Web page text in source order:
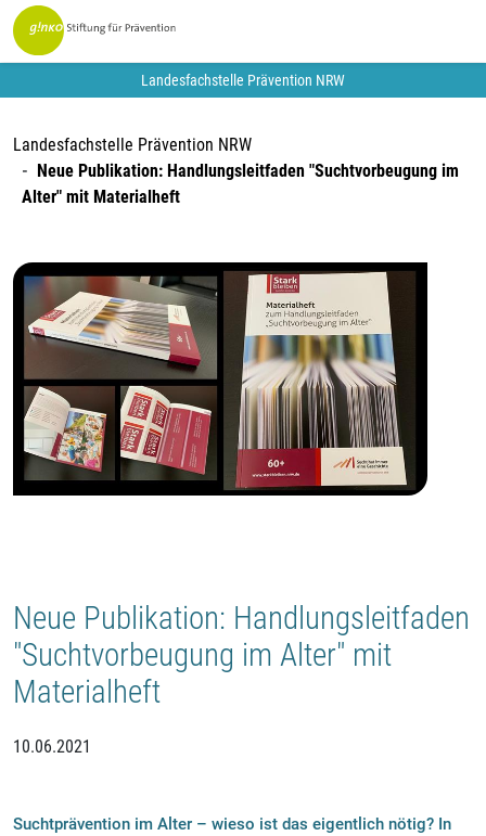
Landesfachstelle Prävention NRW
Landesfachstelle Prävention NRW
Neue Publikation: Handlungsleitfaden "Suchtvorbeugung im
Alter" mit Materialheft
Neue Publikation: Handlungsleitfaden
"Suchtvorbeugung im Alter" mit
Materialheft
10.06.2021
Suchtprävention im Alter – wieso ist das eigentlich nötig? In